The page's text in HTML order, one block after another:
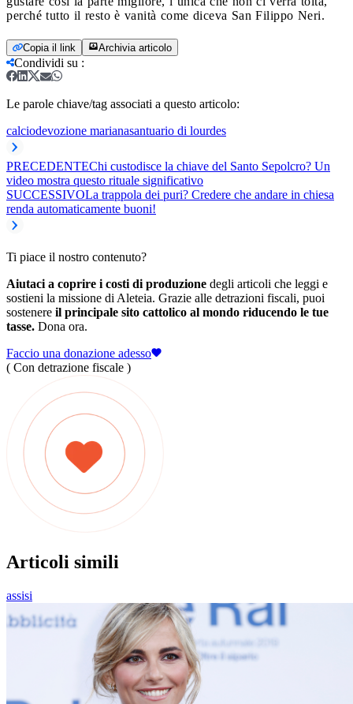
perché tutto il resto è vanità come diceva San Filippo Neri.
Copia il link Archivia articolo
Condividi su :
Le parole chiave/tag associati a questo articolo:
calciodevozione marianasantuario di lourdes
PRECEDENTEChi custodisce la chiave del Santo Sepolcro? Un
video mostra questo rituale significativo
SUCCESSIVOLa trappola dei puri? Credere che andare in chiesa
renda automaticamente buoni!
Ti piace il nostro contenuto?
Aiutaci a coprire i costi di produzione degli articoli che leggi e
sostieni la missione di Aleteia. Grazie alle detrazioni fiscali, puoi
sostenere il principale sito cattolico al mondo riducendo le tue
tasse. Dona ora.
Faccio una donazione adesso
( Con detrazione fiscale )
Articoli simili
assisi